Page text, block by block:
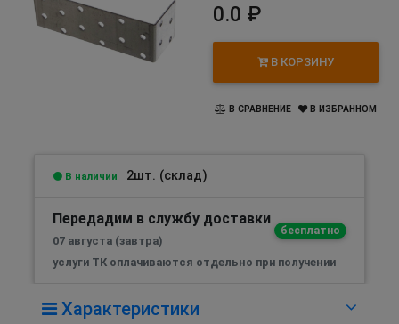
0.0 ₽
В КОРЗИНУ
В СРАВНЕНИЕ В ИЗБРАННОМ
В наличии 2шт. (склад)
Передадим в службу доставки
бесплатно
07 августа (завтра)
услуги ТК оплачиваются отдельно при получении
Характеристики